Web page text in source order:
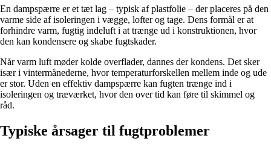
En dampspærre er et tæt lag – typisk af plastfolie – der placeres på den
varme side af isoleringen i vægge, lofter og tage. Dens formål er at
forhindre varm, fugtig indeluft i at trænge ud i konstruktionen, hvor
den kan kondensere og skabe fugtskader.
Når varm luft møder kolde overflader, dannes der kondens. Det sker
især i vintermånederne, hvor temperaturforskellen mellem inde og ude
er stor. Uden en effektiv dampspærre kan fugten trænge ind i
isoleringen og træværket, hvor den over tid kan føre til skimmel og
råd.
Typiske årsager til fugtproblemer